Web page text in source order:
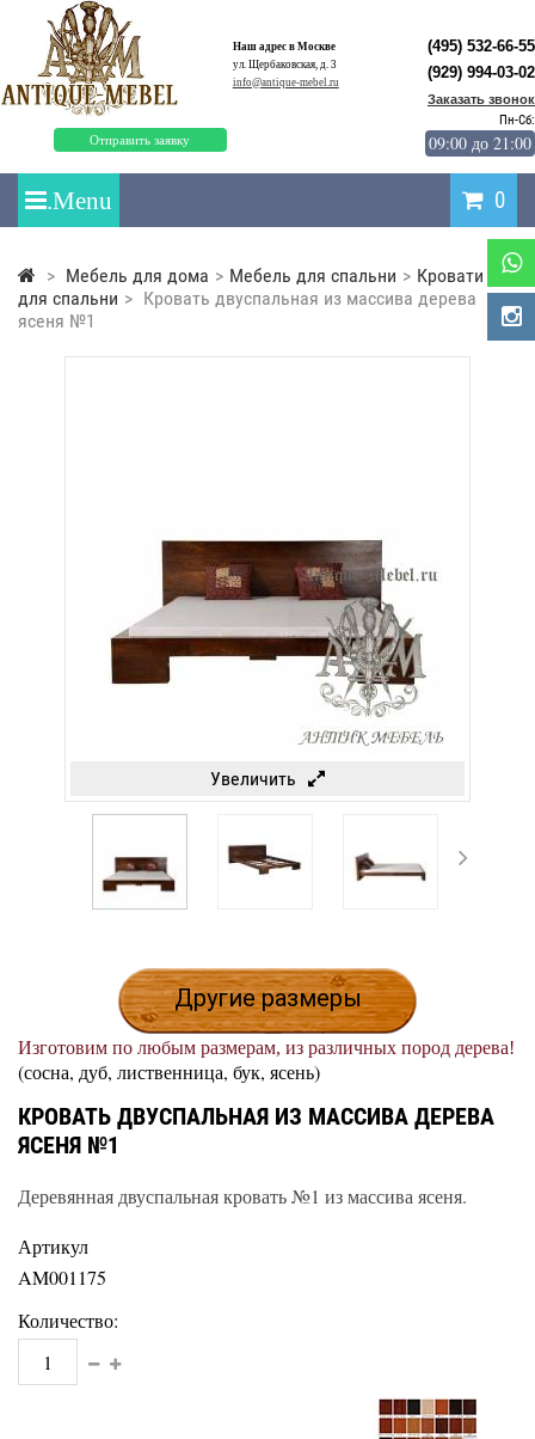
Наш адрес в Москве
ул. Щербаковская, д. 3
info@antique-mebel.ru
Отправить заявку
(495) 532-66-55
(929) 994-03-02
Заказать звонок
Пн-Сб:
09:00 до 21:00
0
> Мебель для дома > Мебель для спальни > Кровати
для спальни > Кровать двуспальная из массива дерева
ясеня №1
Увеличить
Другие размеры
Изготовим по любым размерам, из различных пород дерева!
(сосна, дуб, лиственница, бук, ясень)
КРОВАТЬ ДВУСПАЛЬНАЯ ИЗ МАССИВА ДЕРЕВА
ЯСЕНЯ №1
Деревянная двуспальная кровать №1 из массива ясеня.
Артикул
AM001175
Количество: